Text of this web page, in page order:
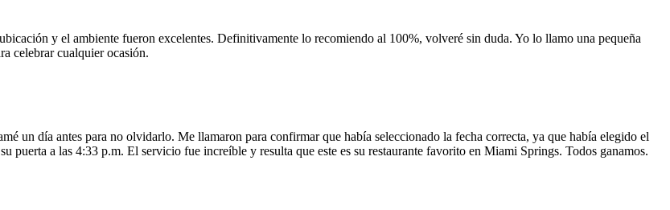
y el ambiente fueron excelentes. Definitivamente lo recomiendo al 100%, volveré sin duda. Yo lo llamo una pequeña
celebrar cualquier ocasión.
un día antes para no olvidarlo. Me llamaron para confirmar que había seleccionado la fecha correcta, ya que había elegido el
puerta a las 4:33 p.m. El servicio fue increíble y resulta que este es su restaurante favorito en Miami Springs. Todos ganamos.